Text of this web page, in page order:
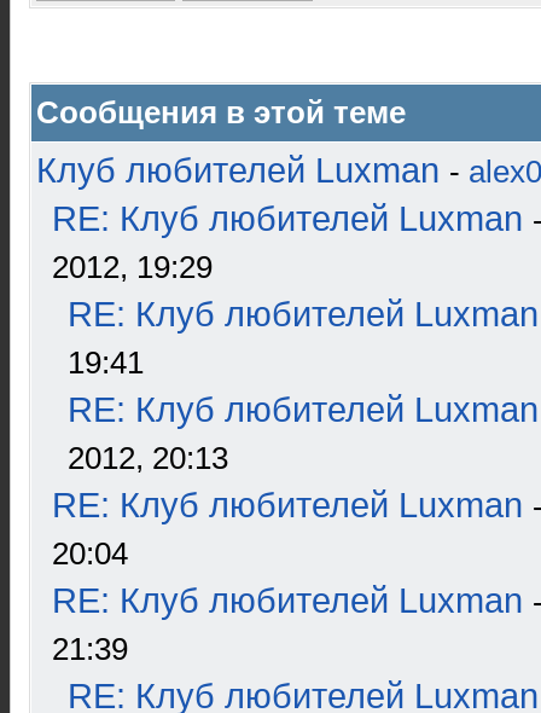
Сообщения в этой теме
Клуб любителей Luxman -
RE: Клуб любителей Luxman
2012, 19:29
RE: Клуб любителей Luxman
19:41
RE: Клуб любителей Luxman
2012, 20:13
RE: Клуб любителей Luxman
20:04
RE: Клуб любителей Luxman
21:39
RE: Клуб любителей Luxman